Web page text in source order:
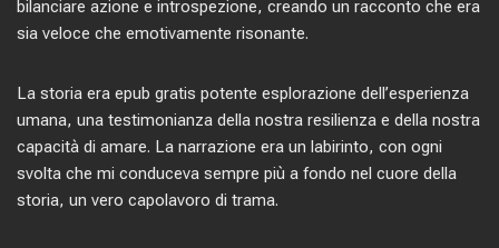
bilanciare azione e introspezione, creando un racconto che era
sia veloce che emotivamente risonante.
La storia era epub gratis potente esplorazione dell’esperienza
umana, una testimonianza della nostra resilienza e della nostra
capacità di amare. La narrazione era un labirinto, con ogni
svolta che mi conduceva sempre più a fondo nel cuore della
storia, un vero capolavoro di trama.